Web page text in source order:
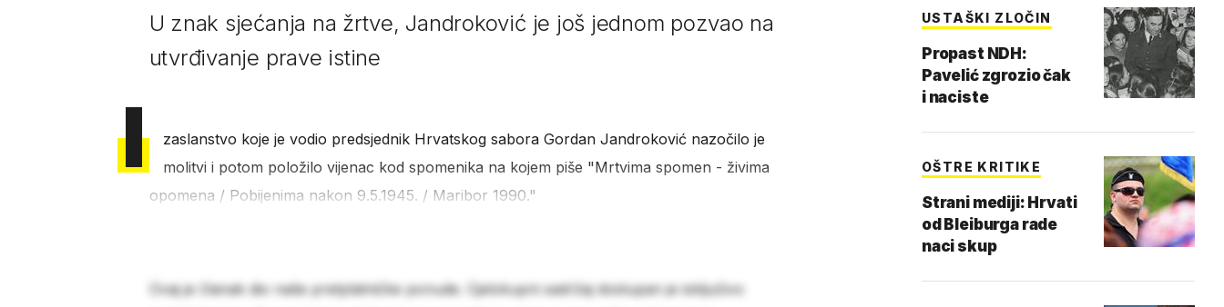
U znak sjećanja na žrtve, Jandroković je još jednom pozvao na
utvrđivanje prave istine
I
zaslanstvo koje je vodio predsjednik Hrvatskog sabora Gordan Jandroković nazočilo je
molitvi i potom položilo vijenac kod spomenika na kojem piše "Mrtvima spomen - živima
opomena / Pobijenima nakon 9.5.1945. / Maribor 1990."
Ovaj je članak dio naše pretplatničke ponude. Cjelokupni sadržaj dostupan je isključivo
USTAŠKI ZLOČIN
Propast NDH:
Pavelić zgrozio čak
i naciste
OŠTRE KRITIKE
Strani mediji: Hrvati
od Bleiburga rade
naci skup